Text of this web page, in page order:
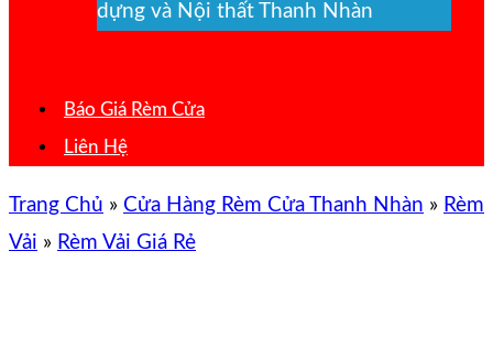
dựng và Nội thất Thanh Nhàn
Báo Giá Rèm Cửa
Liên Hệ
Trang Chủ » Cửa Hàng Rèm Cửa Thanh Nhàn » Rèm
Vải » Rèm Vải Giá Rẻ